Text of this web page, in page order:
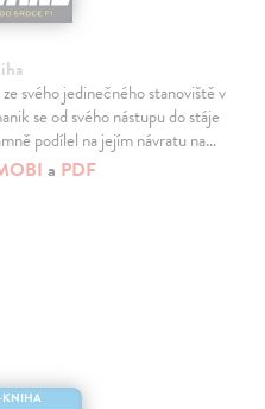
svého jedinečného stanoviště v
se od svého nástupu do stáje
podílel na jejím návratu na…
a PDF
KNIHA